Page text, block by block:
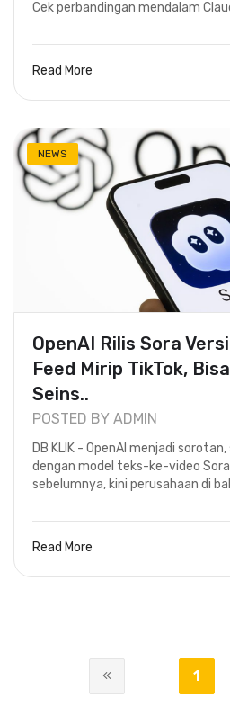
Cek perbandingan mendalam
Read More
NEWS
OpenAI Rilis Sora
Feed Mirip TikTok,
Seins..
POSTED BY ADMIN
DB KLIK - OpenAI menjadi
dengan model teks-ke-video
sebelumnya, kini perusahaan di
Read More
1